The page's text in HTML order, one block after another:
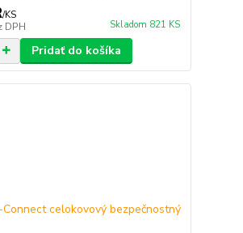
/KS
DPH Skladom 821 KS
Pridať do košíka